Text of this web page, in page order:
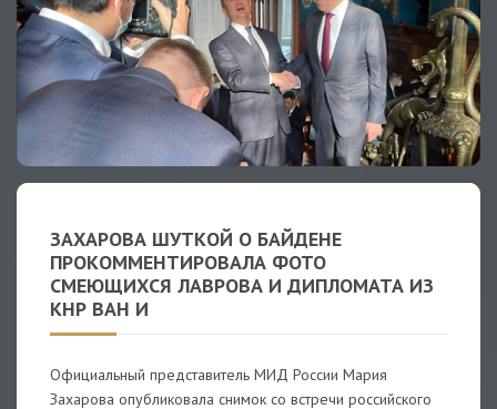
ЗАХАРОВА ШУТКОЙ О БАЙДЕНЕ
ПРОКОММЕНТИРОВАЛА ФОТО
СМЕЮЩИХСЯ ЛАВРОВА И ДИПЛОМАТА ИЗ
КНР ВАН И
Официальный представитель МИД России Мария
Захарова опубликовала снимок со встречи российского